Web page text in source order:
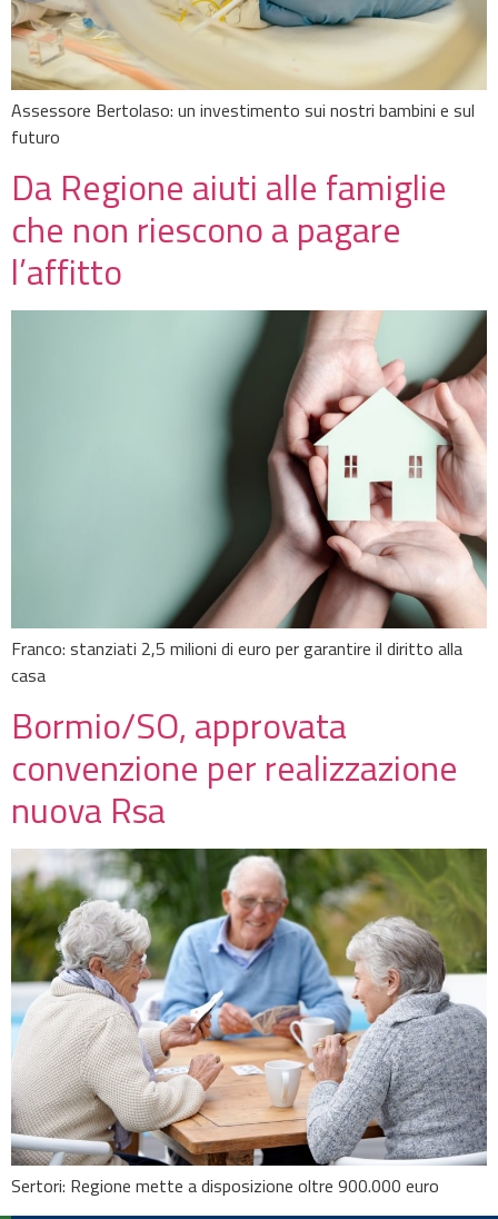
Assessore Bertolaso: un investimento sui nostri bambini e sul
futuro
Da Regione aiuti alle famiglie
che non riescono a pagare
l’affitto
Franco: stanziati 2,5 milioni di euro per garantire il diritto alla
casa
Bormio/SO, approvata
convenzione per realizzazione
nuova Rsa
Sertori: Regione mette a disposizione oltre 900.000 euro